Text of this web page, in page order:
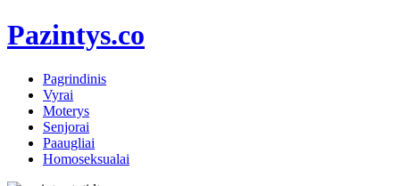
Pazintys.co
Pagrindinis
Vyrai
Moterys
Senjorai
Paaugliai
Homoseksualai